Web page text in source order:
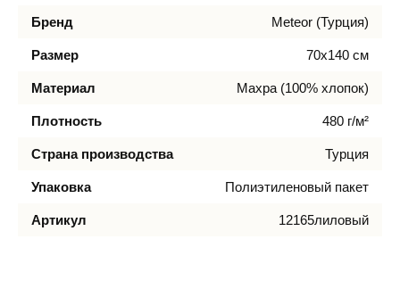
Бренд Meteor (Турция)
Размер 70х140 см
Материал Махра (100% хлопок)
Плотность 480 г/м²
Страна производства Турция
Упаковка Полиэтиленовый пакет
Артикул 12165лиловый